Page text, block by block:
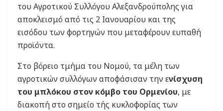
του Αγροτικού Συλλόγου Αλεξανδρούπολης για
αποκλεισμό από τις 2 Ιανουαρίου και της
εισόδου των φορτηγών που μεταφέρουν ευπαθή
προϊόντα.
Στο βόρειο τμήμα του Νομού, τα μέλη των
αγροτικών συλλόγων αποφάσισαν την ενίσχυση
του μπλόκου στον κόμβο του Ορμενίου, με
διακοπή στο σημείο τής κυκλοφορίας των